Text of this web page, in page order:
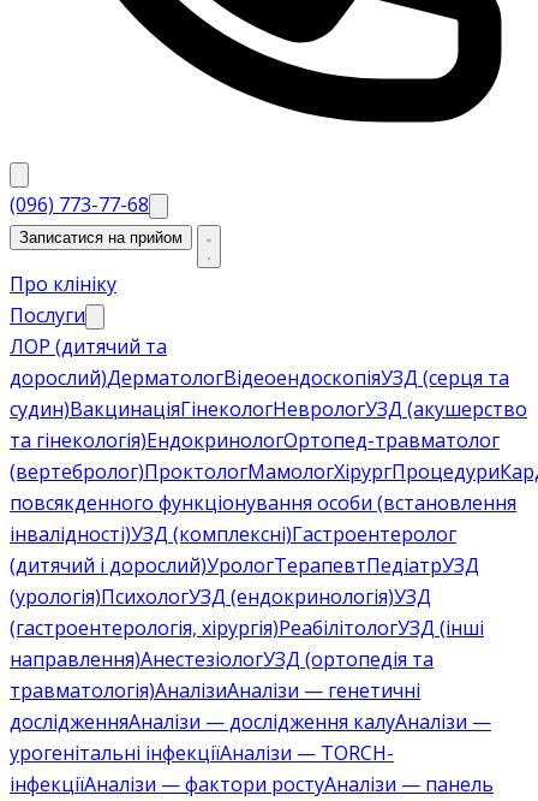
(096) 773-77-68
Записатися на прийом
Про клініку
Послуги
ЛОР (дитячий та
дорослий)ДерматологВідеоендоскопіяУЗД (серця та
судин)ВакцинаціяГінекологНеврологУЗД (акушерство
та гінекологія)ЕндокринологОртопед-травматолог
(вертебролог)ПроктологМамологХірургПроцедури
повсякденного функціонування особи (встановлення
інвалідності)УЗД (комплексні)Гастроентеролог
(дитячий і дорослий)УрологТерапевтПедіатрУЗД
(урологія)ПсихологУЗД (ендокринологія)УЗД
(гастроентерологія, хірургія)РеабілітологУЗД (інші
направлення)АнестезіологУЗД (ортопедія та
травматологія)АналізиАналізи — генетичні
дослідженняАналізи — дослідження калуАналізи —
урогенітальні інфекціїАналізи — TORCH-
інфекціїАналізи — фактори ростуАналізи — панель